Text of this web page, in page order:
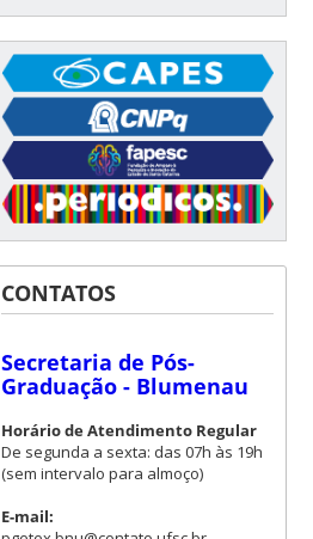
CONTATOS
Secretaria de Pós-
Graduação - Blumenau
Horário de Atendimento Regular
De segunda a sexta: das 07h às 19h
(sem intervalo para almoço)
E-mail: